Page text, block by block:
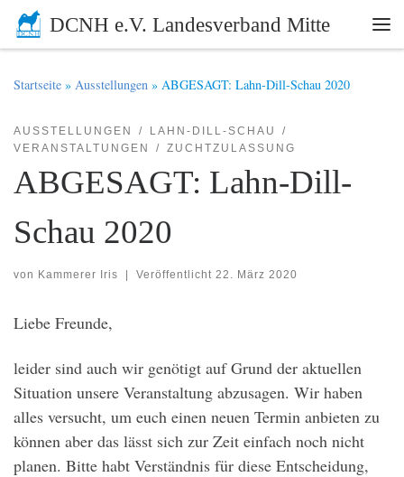
Zum Inhalt springen
DCNH e.V. Landesverband Mitte
Startseite » Ausstellungen » ABGESAGT: Lahn-Dill-Schau 2020
AUSSTELLUNGEN
LAHN-DILL-SCHAU
VERANSTALTUNGEN
ZUCHTZULASSUNG
ABGESAGT: Lahn-Dill-
Schau 2020
von Kammerer Iris Veröffentlicht 22. März 2020
Liebe Freunde,
leider sind auch wir genötigt auf Grund der aktuellen
Situation unsere Veranstaltung abzusagen. Wir haben
alles versucht, um euch einen neuen Termin anbieten zu
können aber das lässt sich zur Zeit einfach noch nicht
planen. Bitte habt Verständnis für diese Entscheidung,